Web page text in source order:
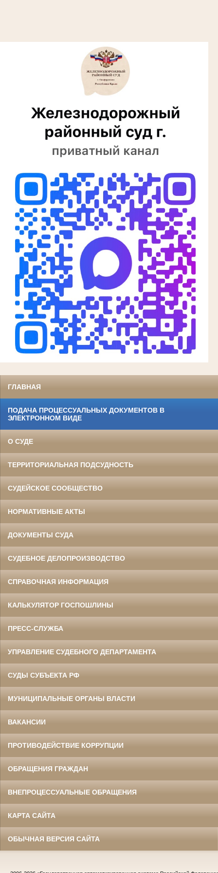
ГЛАВНАЯ
ПОДАЧА ПРОЦЕССУАЛЬНЫХ ДОКУМЕНТОВ В
ЭЛЕКТРОННОМ ВИДЕ
О СУДЕ
ТЕРРИТОРИАЛЬНАЯ ПОДСУДНОСТЬ
СУДЕЙСКОЕ СООБЩЕСТВО
НОРМАТИВНЫЕ АКТЫ
ДОКУМЕНТЫ СУДА
СУДЕБНОЕ ДЕЛОПРОИЗВОДСТВО
СПРАВОЧНАЯ ИНФОРМАЦИЯ
КАЛЬКУЛЯТОР ГОСПОШЛИНЫ
ПРЕСС-СЛУЖБА
УПРАВЛЕНИЕ СУДЕБНОГО ДЕПАРТАМЕНТА
СУДЫ СУБЪЕКТА РФ
МУНИЦИПАЛЬНЫЕ ОРГАНЫ ВЛАСТИ
ВАКАНСИИ
ПРОТИВОДЕЙСТВИЕ КОРРУПЦИИ
ОБРАЩЕНИЯ ГРАЖДАН
ВНЕПРОЦЕССУАЛЬНЫЕ ОБРАЩЕНИЯ
КАРТА САЙТА
ОБЫЧНАЯ ВЕРСИЯ САЙТА